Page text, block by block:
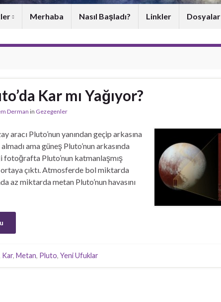
Merhaba Nasıl Başladı? Linkler Dosyalar
Kar mı Yağıyor?
Derman in Gezegenler
aracı Pluto’nun yanından geçip arkasına
ama güneş Pluto’nun arkasında
fotoğrafta Pluto’nun katmanlaşmış
ortaya çıktı. Atmosferde bol miktarda
az miktarda metan Pluto’nun havasını
Kar, Metan, Pluto, Yeni Ufuklar